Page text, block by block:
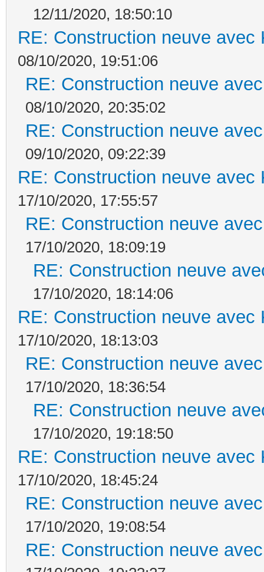
12/11/2020, 18:50:10
RE: Construction neuve avec
08/10/2020, 19:51:06
RE: Construction neuve
08/10/2020, 20:35:02
RE: Construction neuve
09/10/2020, 09:22:39
RE: Construction neuve avec
17/10/2020, 17:55:57
RE: Construction neuve
17/10/2020, 18:09:19
RE: Construction neuve
17/10/2020, 18:14:06
RE: Construction neuve avec
17/10/2020, 18:13:03
RE: Construction neuve
17/10/2020, 18:36:54
RE: Construction neuve
17/10/2020, 19:18:50
RE: Construction neuve avec
17/10/2020, 18:45:24
RE: Construction neuve
17/10/2020, 19:08:54
RE: Construction neuve